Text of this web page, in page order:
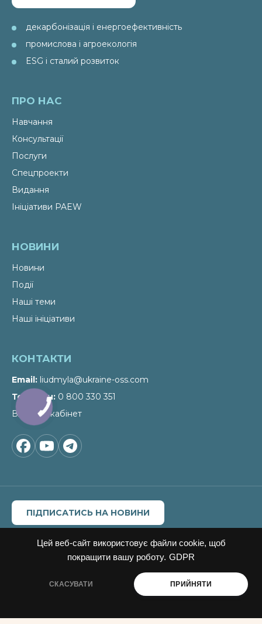
Цей веб-сайт використовує файли cookie, щоб
покращити вашу роботу. GDPR
СКАСУВАТИ ПРИЙНЯТИ
декарбонізація і енергоефективність
промислова і агроекологія
ESG і сталий розвиток
ПРО НАС
Навчання
Консультації
Послуги
Спецпроекти
Видання
Ініціативи PAEW
НОВИНИ
Новини
Події
Наші теми
Наші ініціативи
КОНТАКТИ
Email liudmyla@ukraine-oss.com
Телефон 0 800 330 351
Власний кабінет
ПІДПИСАТИСЬ НА НОВИНИ
Цитування, копіювання окремих частин текстів чи
зображень, передрук чи будь-яке інше поширення
інформації Офісу сталих рішень можливе за умови
Для інтернет-видань гіперпосилання є обов'язковим.
Матеріали в блоці «Новини» можуть публікуватись на